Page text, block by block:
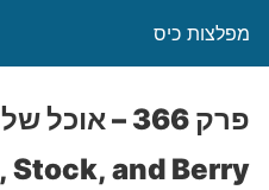
מפלצות כיס
פרק 366 –
Stock, and Berry